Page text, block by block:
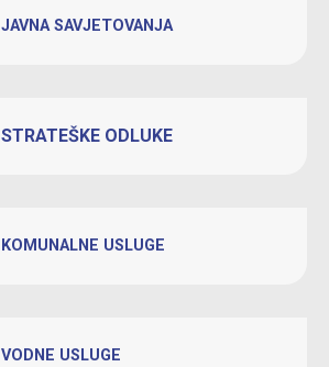
JAVNA SAVJETOVANJA
STRATEŠKE ODLUKE
KOMUNALNE USLUGE
VODNE USLUGE